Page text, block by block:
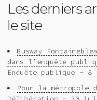
Les derniers
le site
Busway
dans l’enquête
Enquête publique -
Pour la métropole